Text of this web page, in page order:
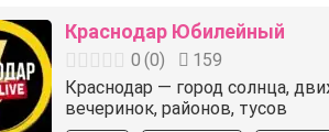
Краснодар Юбилейный
0 (0)
159
Краснодар — город солнца,
вечеринок, районов, тусов